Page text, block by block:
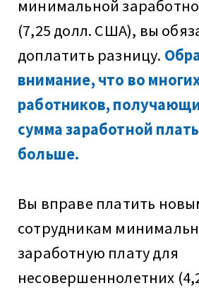
минимальной
(7,25 долл. США), вы
доплатить разницу.
внимание, что во
работников,
сумма заработной
больше.
Вы вправе платить
сотрудникам
заработную плату для
несовершеннолетних